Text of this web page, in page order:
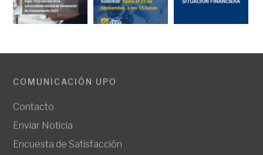
COMUNICACIÓN UPO
Contacto
Enviar Noticia
Encuesta de Satisfacción